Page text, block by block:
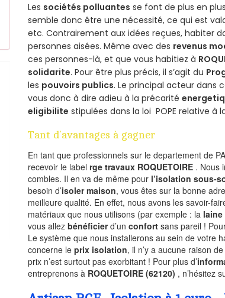
Les sociétés polluantes se font de plus en
semble donc être une nécessité, ce qui est
etc. Contrairement aux idées reçues, habiter
personnes aisées. Même avec des revenus
ces personnes-là, et que vous habitiez à
solidarite. Pour être plus précis, il s’agit du
les pouvoirs publics. Le principal acteur dans
vous donc à dire adieu à la précarité
eligibilite stipulées dans la loi POPE relative
Tant d’avantages à gagner
En tant que professionnels sur le departement de
recevoir le labelrge travaux ROQUETOIRE . Nous
combles. Il en va de même pour l’isolation sous-
besoin d’isoler maison, vous êtes sur la bonne
meilleure qualité. En effet, nous avons les savoir-
matériaux que nous utilisons (par exemple : la laine
vous allezbénéficierd’unconfort sans pareil !
Le système que nous installerons au sein de votre
concerne leprix isolation, il n’y a aucune raison
prix n’est surtout pas exorbitant ! Pour plus d’
entreprenons à ROQUETOIRE (62120) , n’hésitez